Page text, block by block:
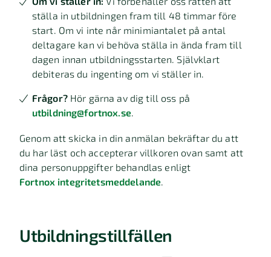
ställa in utbildningen fram till 48 timmar före
start. Om vi inte når minimiantalet på antal
deltagare kan vi behöva ställa in ända fram till
dagen innan utbildningsstarten. Självklart
debiteras du ingenting om vi ställer in.
Frågor?Hör gärna av dig till oss på
utbildning@fortnox.se.
Genom att skicka in din anmälan bekräftar du att
du har läst och accepterar villkoren ovan samt att
dina personuppgifter behandlas enligt
Fortnox integritetsmeddelande.
Utbildningstillfällen